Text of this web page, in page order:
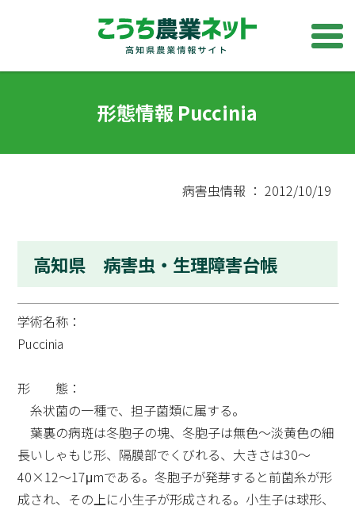
形態情報 Puccinia
病害虫情報 ： 2012/10/19
高知県 病害虫・生理障害台帳
学術名称：
Puccinia
形 態：
糸状菌の一種で、担子菌類に属する。
葉裏の病斑は冬胞子の塊、冬胞子は無色～淡黄色の細
長いしゃもじ形、隔膜部でくびれる、大きさは30～
40×12～17μmである。冬胞子が発芽すると前菌糸が形
成され、その上に小生子が形成される。小生子は球形、